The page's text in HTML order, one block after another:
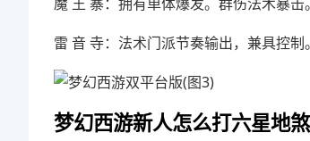
雷 音 寺：法术门派节奏输出，兼具控制。
梦幻西游新人怎么打六星地煞